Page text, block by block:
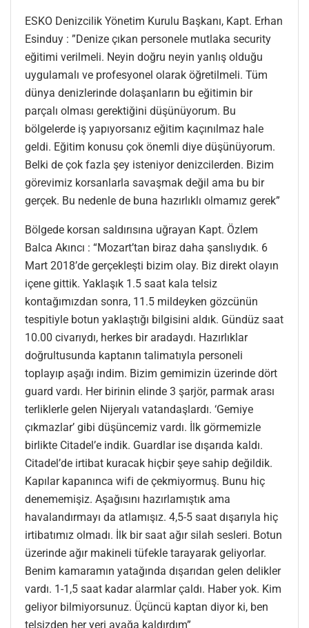
ESKO Denizcilik Yönetim Kurulu Başkanı, Kapt. Erhan
Esinduy : ”Denize çıkan personele mutlaka security
eğitimi verilmeli. Neyin doğru neyin yanlış olduğu
uygulamalı ve profesyonel olarak öğretilmeli. Tüm
dünya denizlerinde dolaşanların bu eğitimin bir
parçalı olması gerektiğini düşünüyorum. Bu
bölgelerde iş yapıyorsanız eğitim kaçınılmaz hale
geldi. Eğitim konusu çok önemli diye düşünüyorum.
Belki de çok fazla şey isteniyor denizcilerden. Bizim
görevimiz korsanlarla savaşmak değil ama bu bir
gerçek. Bu nedenle de buna hazırlıklı olmamız gerek”
Bölgede korsan saldırısına uğrayan Kapt. Özlem
Balca Akıncı : “Mozart’tan biraz daha şanslıydık. 6
Mart 2018’de gerçekleşti bizim olay. Biz direkt olayın
içene gittik. Yaklaşık 1.5 saat kala telsiz
kontağımızdan sonra, 11.5 mildeyken gözcünün
tespitiyle botun yaklaştığı bilgisini aldık. Gündüz saat
10.00 civarıydı, herkes bir aradaydı. Hazırlıklar
doğrultusunda kaptanın talimatıyla personeli
toplayıp aşağı indim. Bizim gemimizin üzerinde dört
guard vardı. Her birinin elinde 3 şarjör, parmak arası
terliklerle gelen Nijeryalı vatandaşlardı. ‘Gemiye
çıkmazlar’ gibi düşüncemiz vardı. İlk görmemizle
birlikte Citadel’e indik. Guardlar ise dışarıda kaldı.
Citadel’de irtibat kuracak hiçbir şeye sahip değildik.
Kapılar kapanınca wifi de çekmiyormuş. Bunu hiç
denememişiz. Aşağısını hazırlamıştık ama
havalandırmayı da atlamışız. 4,5-5 saat dışarıyla hiç
irtibatımız olmadı. İlk bir saat ağır silah sesleri. Botun
üzerinde ağır makineli tüfekle tarayarak geliyorlar.
Benim kamaramın yatağında dışarıdan gelen delikler
vardı. 1-1,5 saat kadar alarmlar çaldı. Haber yok. Kim
geliyor bilmiyorsunuz. Üçüncü kaptan diyor ki, ben
telsizden her yeri ayağa kaldırdım”